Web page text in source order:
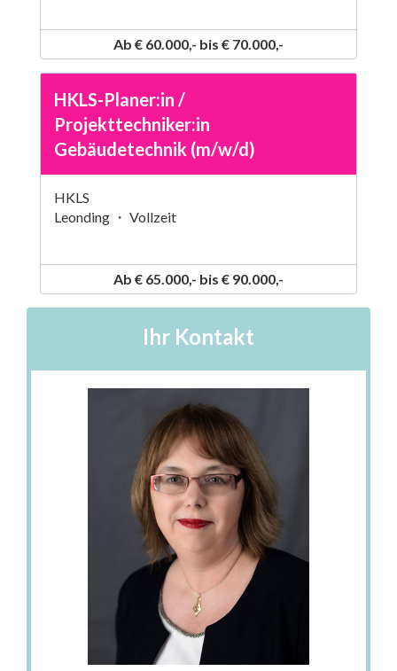
Ab € 60.000,- bis € 70.000,-
HKLS-Planer:in /
Projekttechniker:in
Gebäudetechnik (m/w/d)
HKLS
Leonding ・ Vollzeit
Ab € 65.000,- bis € 90.000,-
Ihr Kontakt